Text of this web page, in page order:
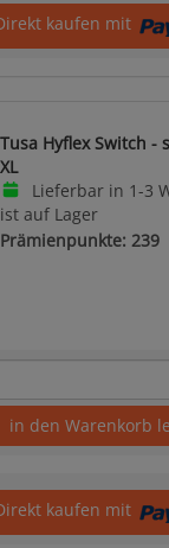
kaufen mit
Tusa Hyflex Switch -
XL
Lieferbar in 1-3
ist auf Lager
Prämienpunkte: 239
in den Warenkorb
kaufen mit